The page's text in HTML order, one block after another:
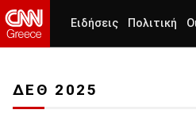
Ειδήσεις Πολιτική
ΔΕΘ 2025